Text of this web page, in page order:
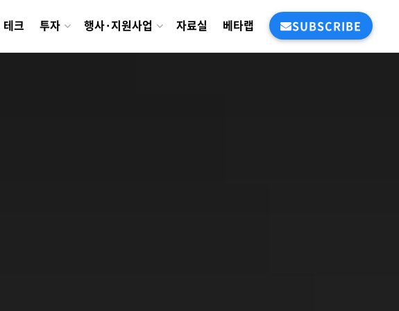
테크 투자 행사·지원사업 자료실 베타랩 SUBSCRIBE